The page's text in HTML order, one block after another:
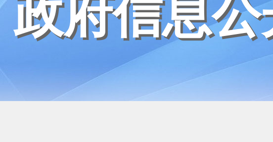
政府信息公